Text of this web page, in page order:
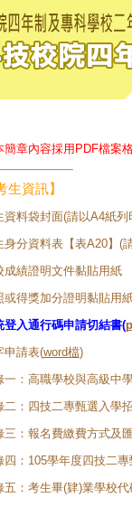
簡章內容採用PDF檔案
生資訊】
資料袋封面(請以A4紙列
身分資料表【表A20】(
成績證明文件黏貼用紙
或得獎加分證明黏貼用
登入通行碼申請切結書(
申請表(word檔)
一：高職學校與高級中
二：四技二專甄選入學
三：報名費繳費方式及
四：105學年度四技二
五：考生畢(肄)業學校代